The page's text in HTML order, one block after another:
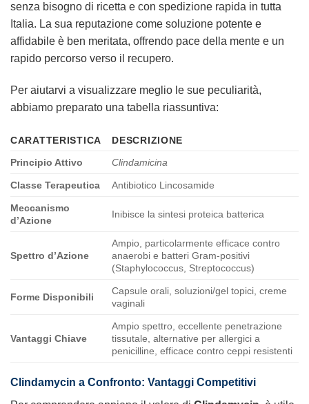
senza bisogno di ricetta e con spedizione rapida in tutta
Italia. La sua reputazione come soluzione potente e
affidabile è ben meritata, offrendo pace della mente e un
rapido percorso verso il recupero.
Per aiutarvi a visualizzare meglio le sue peculiarità,
abbiamo preparato una tabella riassuntiva:
CARATTERISTICA
DESCRIZIONE
Principio Attivo
Clindamicina
Classe Terapeutica Antibiotico Lincosamide
Meccanismo
d’Azione
Inibisce la sintesi proteica batterica
Spettro d’Azione
Ampio, particolarmente efficace contro
anaerobi e batteri Gram-positivi
(Staphylococcus, Streptococcus)
Forme Disponibili
Capsule orali, soluzioni/gel topici, creme
vaginali
Vantaggi Chiave
Ampio spettro, eccellente penetrazione
tissutale, alternative per allergici a
penicilline, efficace contro ceppi resistenti
Clindamycin a Confronto: Vantaggi Competitivi